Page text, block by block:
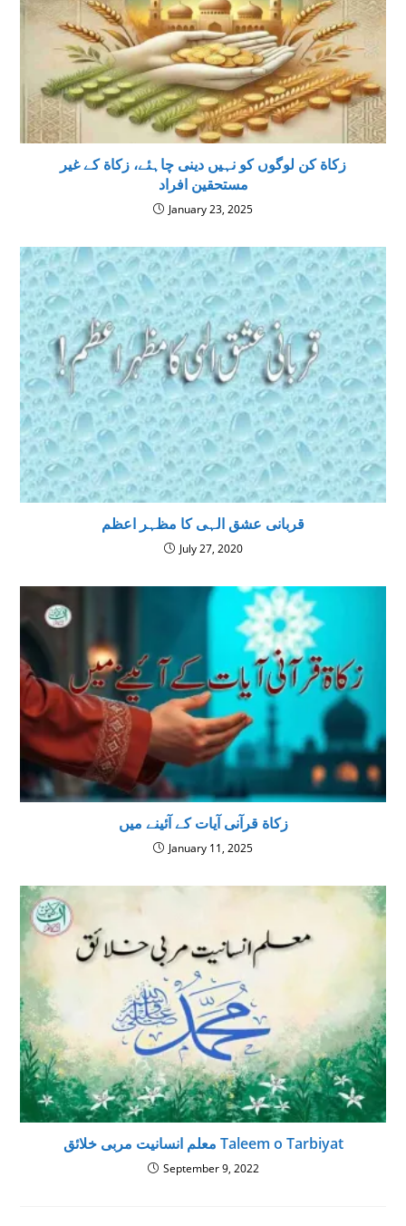
زكاة كن لوگوں كو نہيں دينى چاہئے، زكاة كے غير
مستحقين افراد
January 23, 2025
قربانی عشق الہی کا مظہر اعظم
July 27, 2020
زكاة قرآنى آيات كے آئينے ميں
January 11, 2025
معلم انسانیت مربی خلائق Taleem o Tarbiyat
September 9, 2022